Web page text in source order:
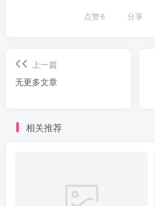
点赞6 分享
上一篇
无更多文章
相关推荐